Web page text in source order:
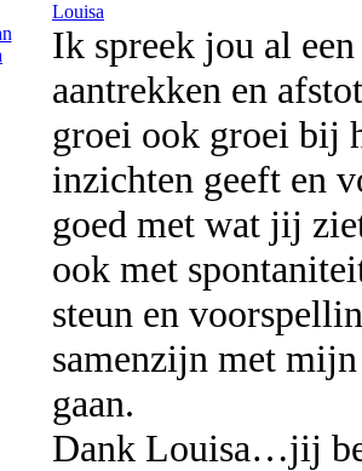
Louisa
Ik spreek jou al
aantrekken en
groei ook groei bij
inzichten geeft en
goed met wat jij
ook met
steun en
samenzijn met
gaan.
Dank Louisa…jij